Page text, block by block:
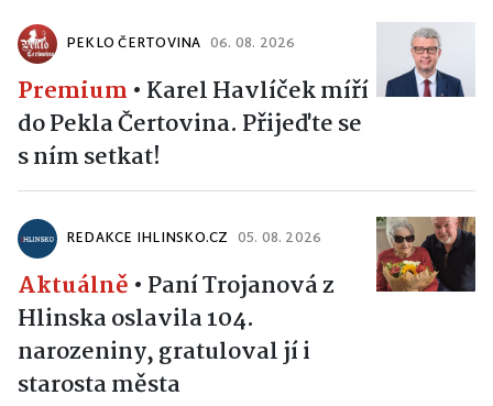
PEKLO ČERTOVINA 06. 08. 2026
Premium • Karel Havlíček míří
do Pekla Čertovina. Přijeďte se
s ním setkat!
REDAKCE IHLINSKO.CZ 05. 08. 2026
Aktuálně • Paní Trojanová z
Hlinska oslavila 104.
narozeniny, gratuloval jí i
starosta města